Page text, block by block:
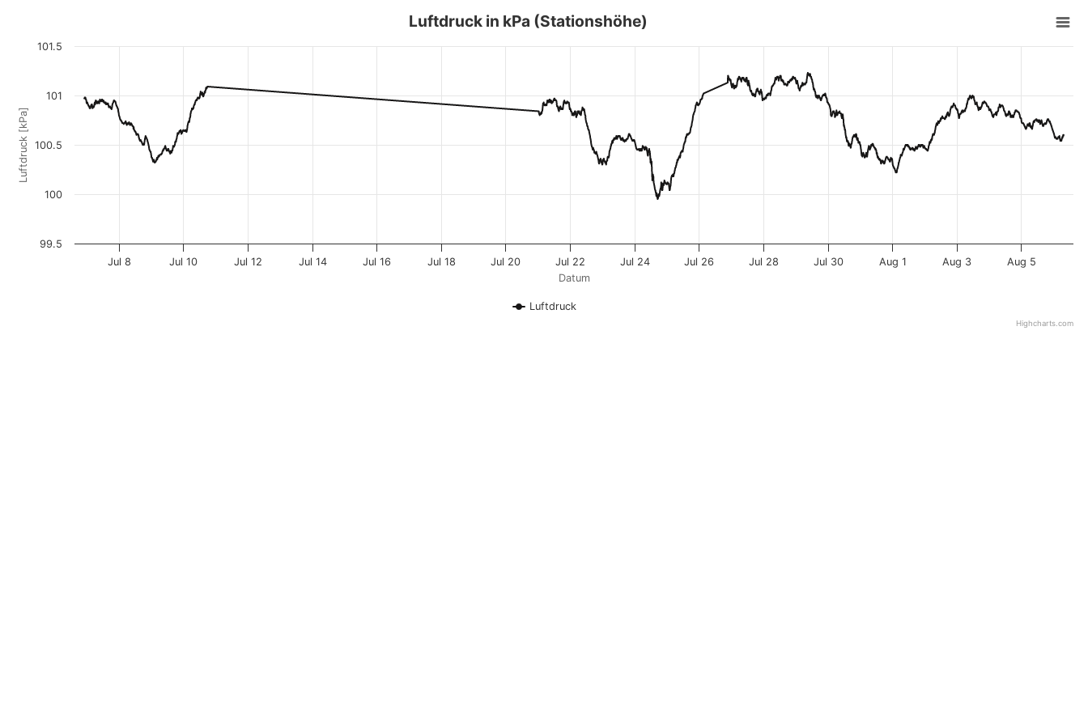
Datum
Luftdruck [kPa]
Luftdruck in kPa (Stationshöhe)
Luftdruck
Jul 8 Jul 10 Jul 12 Jul 14 Jul 16 Jul 18 Jul 20 Jul 22 Jul 24 Jul 26 Jul 28 Jul 30 Aug 1 Aug 3 Aug 5
99.5
100
100.5
101
101.5
Highcharts.com